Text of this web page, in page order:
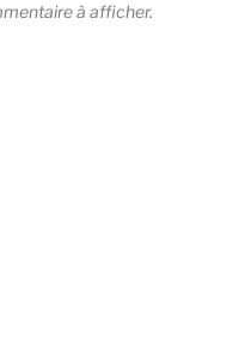
à afficher.